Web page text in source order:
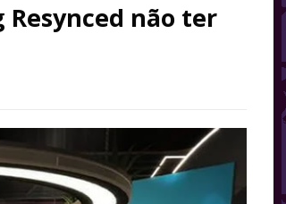
Resynced não ter